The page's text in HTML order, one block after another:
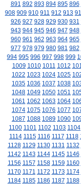
891 892 893 894 895 896
908 909 910 911 912 913
926 927 928 929 930 931
943 944 945 946 947 948
960 961 962 963 964 965
977 978 979 980 981 982
994 995 996 997 998 999
1009 1010 1011 1012
1022 1023 1024 1025
1035 1036 1037 1038
1048 1049 1050 1051
1061 1062 1063 1064
1074 1075 1076 1077
1087 1088 1089 1090
1100 1101 1102 1103 1104
1114 1115 1116 1117 1118
1128 1129 1130 1131 1132
1142 1143 1144 1145 1146
1156 1157 1158 1159 1160
1170 1171 1172 1173 1174
1184 1185 1186 1187 1188